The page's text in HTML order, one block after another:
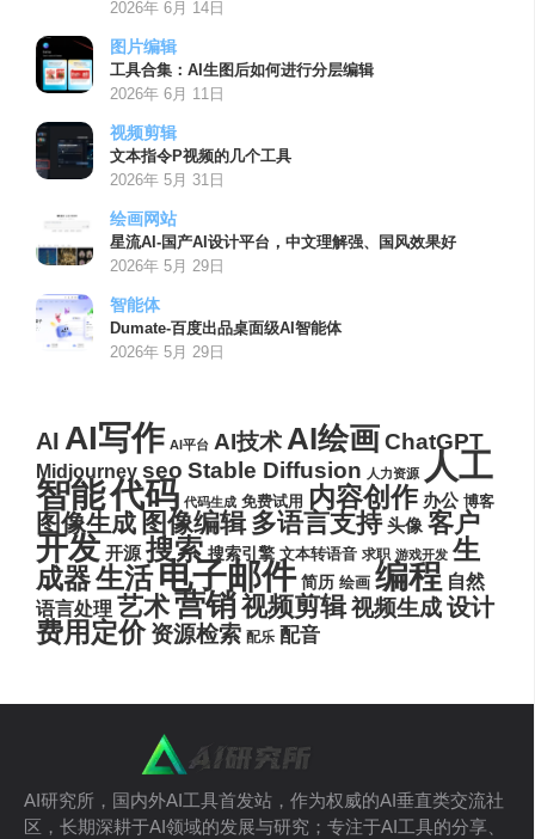
2026年 6月 14日
图片编辑
工具合集：AI生图后如何进行分层编辑
2026年 6月 11日
视频剪辑
文本指令P视频的几个工具
2026年 5月 31日
绘画网站
星流AI-国产AI设计平台，中文理解强、国风效果好
2026年 5月 29日
智能体
Dumate-百度出品桌面级AI智能体
2026年 5月 29日
AI AI写作 AI平台 AI技术AI绘画ChatGPT
Midjourney seo Stable Diffusion 人力资源 人工
智能代码 代码生成 免费试用 内容创作 办公 博客
图像生成 图像编辑 多语言支持 头像 客户
开发 开源 搜索 搜索引擎 文本转语音 求职 游戏开发 生
成器生活电子邮件 简历 绘画 编程 自然
语言处理 艺术营销视频剪辑视频生成设计
费用定价 资源检索 配乐 配音
AI研究所，国内外AI工具首发站，作为权威的AI垂直类交流社
区，长期深耕于AI领域的发展与研究；专注于AI工具的分享、